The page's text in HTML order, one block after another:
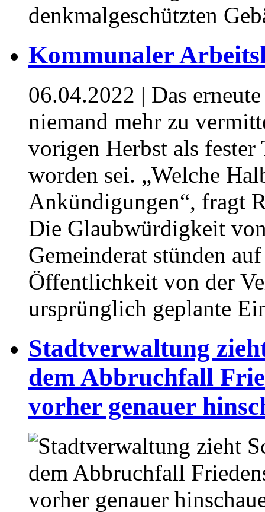
denkmalgeschützten
Kommunaler
06.04.2022 | Das
niemand mehr zu
vorigen Herbst als
worden sei. „Welche
Ankündigungen“, fragt
Die Glaubwürdigkeit
Gemeinderat stünden
Öffentlichkeit von der
ursprünglich geplante
Stadtverwaltung
dem Abbruchfall
vorher genauer